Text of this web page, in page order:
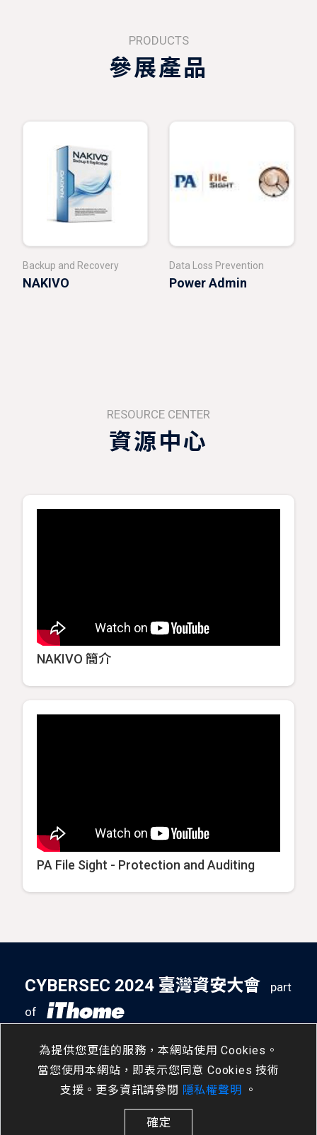
PRODUCTS
參展產品
Backup and Recovery
NAKIVO
Data Loss Prevention
Power Admin
RESOURCE CENTER
資源中心
NAKIVO 簡介
PA File Sight - Protection and Auditing
為提供您更佳的服務，本網站使用 Cookies。
當您使用本網站，即表示您同意 Cookies 技術
支援。更多資訊請參閱 隱私權聲明 。
確定
CYBERSEC 2024 臺灣資安大會
part
of